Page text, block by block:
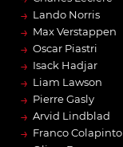
→ Lando Norris
→ Max Verstappen
→ Oscar Piastri
→ Isack Hadjar
→ Liam Lawson
→ Pierre Gasly
→ Arvid Lindblad
→ Franco Colapinto